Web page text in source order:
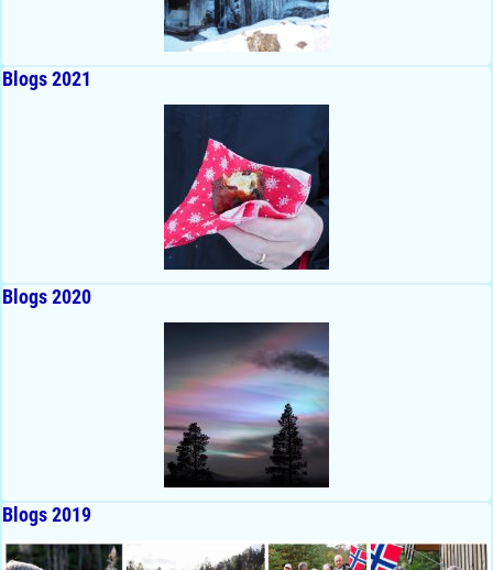
Blogs 2021
Blogs 2020
Blogs 2019